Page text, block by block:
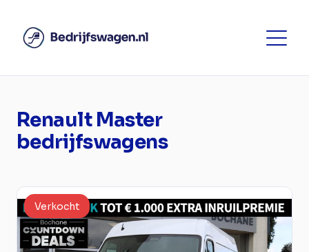
Renault Master
bedrijfswagens
Verkocht